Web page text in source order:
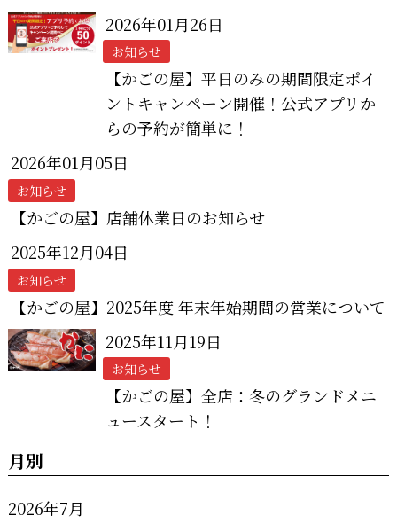
2026年01月26日
お知らせ
【かごの屋】平日のみの期間限定ポイ
ントキャンペーン開催！公式アプリか
らの予約が簡単に！
2026年01月05日
お知らせ
【かごの屋】店舗休業日のお知らせ
2025年12月04日
お知らせ
【かごの屋】2025年度 年末年始期間の営業について
2025年11月19日
お知らせ
【かごの屋】全店：冬のグランドメニ
ュースタート！
月別
2026年7月